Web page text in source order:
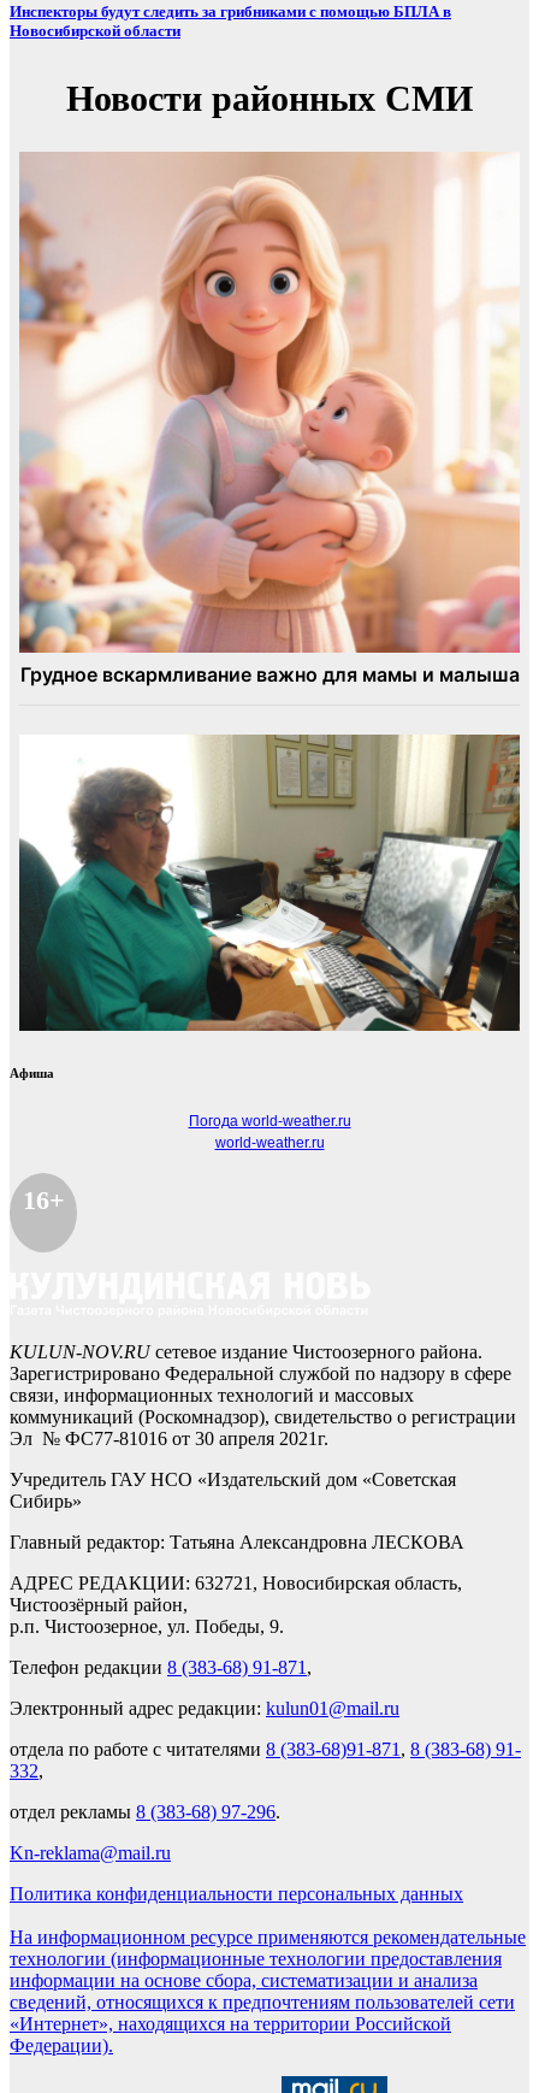
Инспекторы будут следить за грибниками с помощью БПЛА в
Новосибирской области
Афиша
Погода world-weather.ru
world-weather.ru
16+
KULUN-NOV.RUсетевое издание Чистоозерного района.
Зарегистрировано Федеральной службой по надзору в сфере
связи, информационных технологий и массовых
коммуникаций (Роскомнадзор), свидетельство о регистрации
Эл № ФС77-81016 от 30 апреля 2021г.
Учредитель ГАУ НСО «Издательский дом «Советская
Сибирь»
Главный редактор: Татьяна Александровна ЛЕСКОВА
АДРЕС РЕДАКЦИИ: 632721, Новосибирская область,
Чистоозёрный район,
р.п. Чистоозерное, ул. Победы, 9.
Телефон редакции 8 (383-68) 91-871 ,
Электронный адрес редакции: kulun01@mail.ru
отдела по работе с читателями 8 (383-68)91-871 , 8 (383-68) 91-
332,
отдел рекламы 8 (383-68) 97-296.
Kn-reklama@mail.ru
Политика конфиденциальности персональных данных
На информационном ресурсе применяются рекомендательные
технологии (информационные технологии предоставления
информации на основе сбора, систематизации и анализа
сведений, относящихся к предпочтениям пользователей сети
«Интернет», находящихся на территории Российской
Федерации).